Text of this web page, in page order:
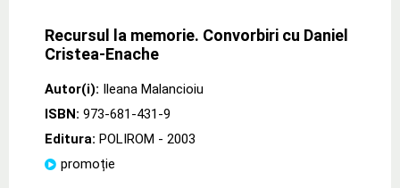
Recursul la memorie. Convorbiri cu Daniel
Cristea-Enache
Autor(i): Ileana Malancioiu
ISBN: 973-681-431-9
Editura: POLIROM - 2003
promoție